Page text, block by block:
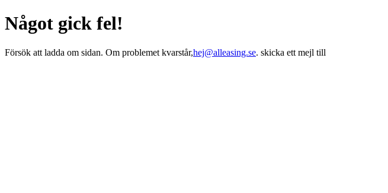
Något gick fel!
Försök att ladda om sidan. Om problemet kvarstår,hej@alleasing.se. skicka ett mejl till